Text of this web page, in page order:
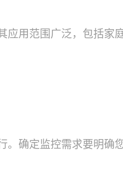
用范围广泛，包括家
确定监控需求要明确